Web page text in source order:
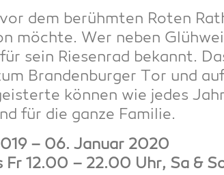
dem berühm­ten Roten
möch­te. Wer neben
sein Rie­sen­rad bekannt.
Bran­den­bur­ger Tor und
kön­nen wie jedes
für die gan­ze Familie.
– 06. Janu­ar 2020
12.00 – 22.00 Uhr, Sa &